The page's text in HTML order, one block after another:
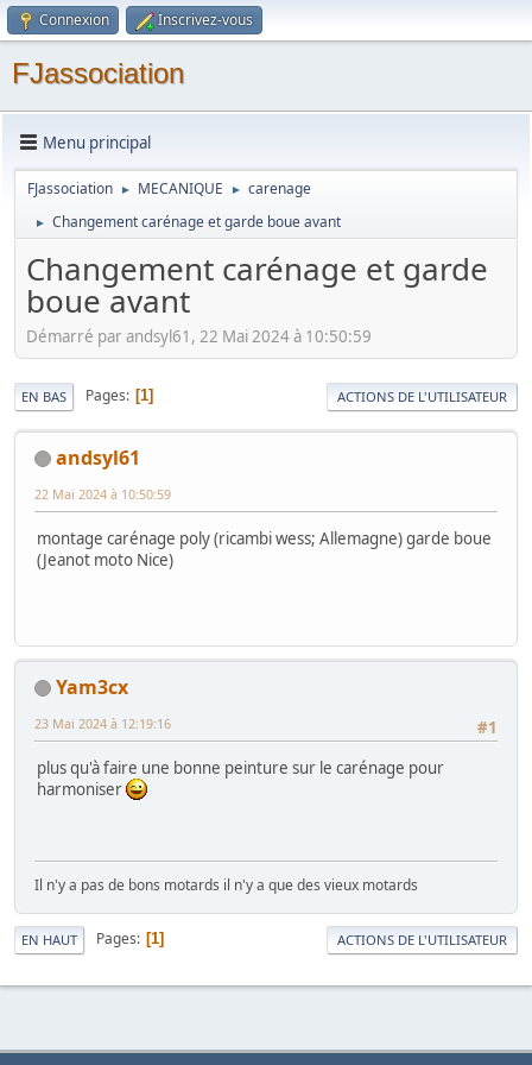
Connexion Inscrivez-vous
FJassociation
Menu principal
FJassociation ► MECANIQUE ► carenage
► Changement carénage et garde boue avant
Changement carénage et garde
boue avant
Démarré par andsyl61, 22 Mai 2024 à 10:50:59
EN BAS Pages 1 ACTIONS DE L'UTILISATEUR
andsyl61
22 Mai 2024 à 10:50:59
montage carénage poly (ricambi wess; Allemagne) garde boue
(Jeanot moto Nice)
Yam3cx
#1
23 Mai 2024 à 12:19:16
plus qu'à faire une bonne peinture sur le carénage pour
harmoniser
Il n'y a pas de bons motards il n'y a que des vieux motards
EN HAUT Pages 1 ACTIONS DE L'UTILISATEUR